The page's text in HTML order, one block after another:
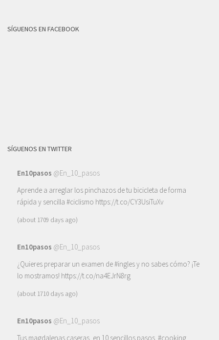
SÍGUENOS EN FACEBOOK
SÍGUENOS EN TWITTER
En10pasos @En_10_pasos
Aprende a arreglar los pinchazos de tu bicicleta de forma
rápida y sencilla #ciclismo https://t.co/CY3UsiTuXv
(about 1709 days ago)
En10pasos @En_10_pasos
¿Quieres preparar un examen de#inglesy no sabes cómo? ¡Te
lo mostramos! https://t.co/na4EJrN8rg
(about 1710 days ago)
En10pasos @En_10_pasos
Tus magdalenas caseras, en 10 sencillos pasos. #cooking